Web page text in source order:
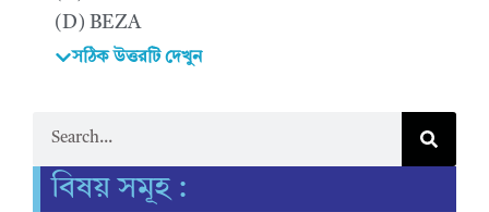
(D) BEZA
Correct Answer : D
সঠিক উত্তরটি দেখুন
বিষয় সমূহ :